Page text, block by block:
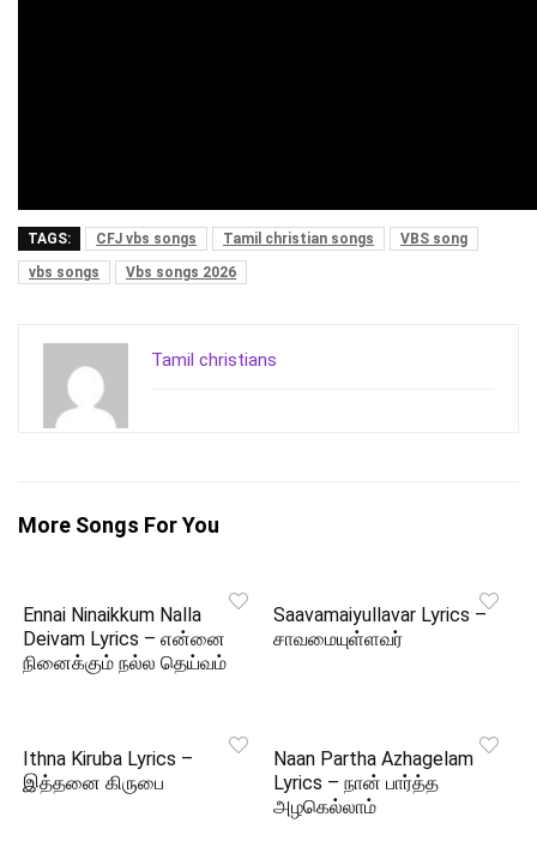
TAGS: CFJ vbs songs Tamil christian songs
VBS song
vbs songs
Vbs songs 2026
Tamil christians
More Songs For You
Ennai Ninaikkum Nalla
Deivam Lyrics – என்னை
நினைக்கும் நல்ல தெய்வம்
Saavamaiyullavar Lyrics –
சாவமையுள்ளவர்
Ithna Kiruba Lyrics –
இத்தனை கிருபை
Naan Partha Azhagelam
Lyrics – நான் பார்த்த
அழகெல்லாம்